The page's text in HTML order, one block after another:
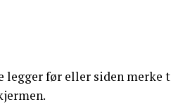
legger før eller siden merke